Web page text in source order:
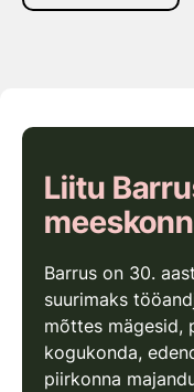
Liitu
Barrus on 30.
suurimaks
mõttes mägesid,
kogukonda,
piirkonna